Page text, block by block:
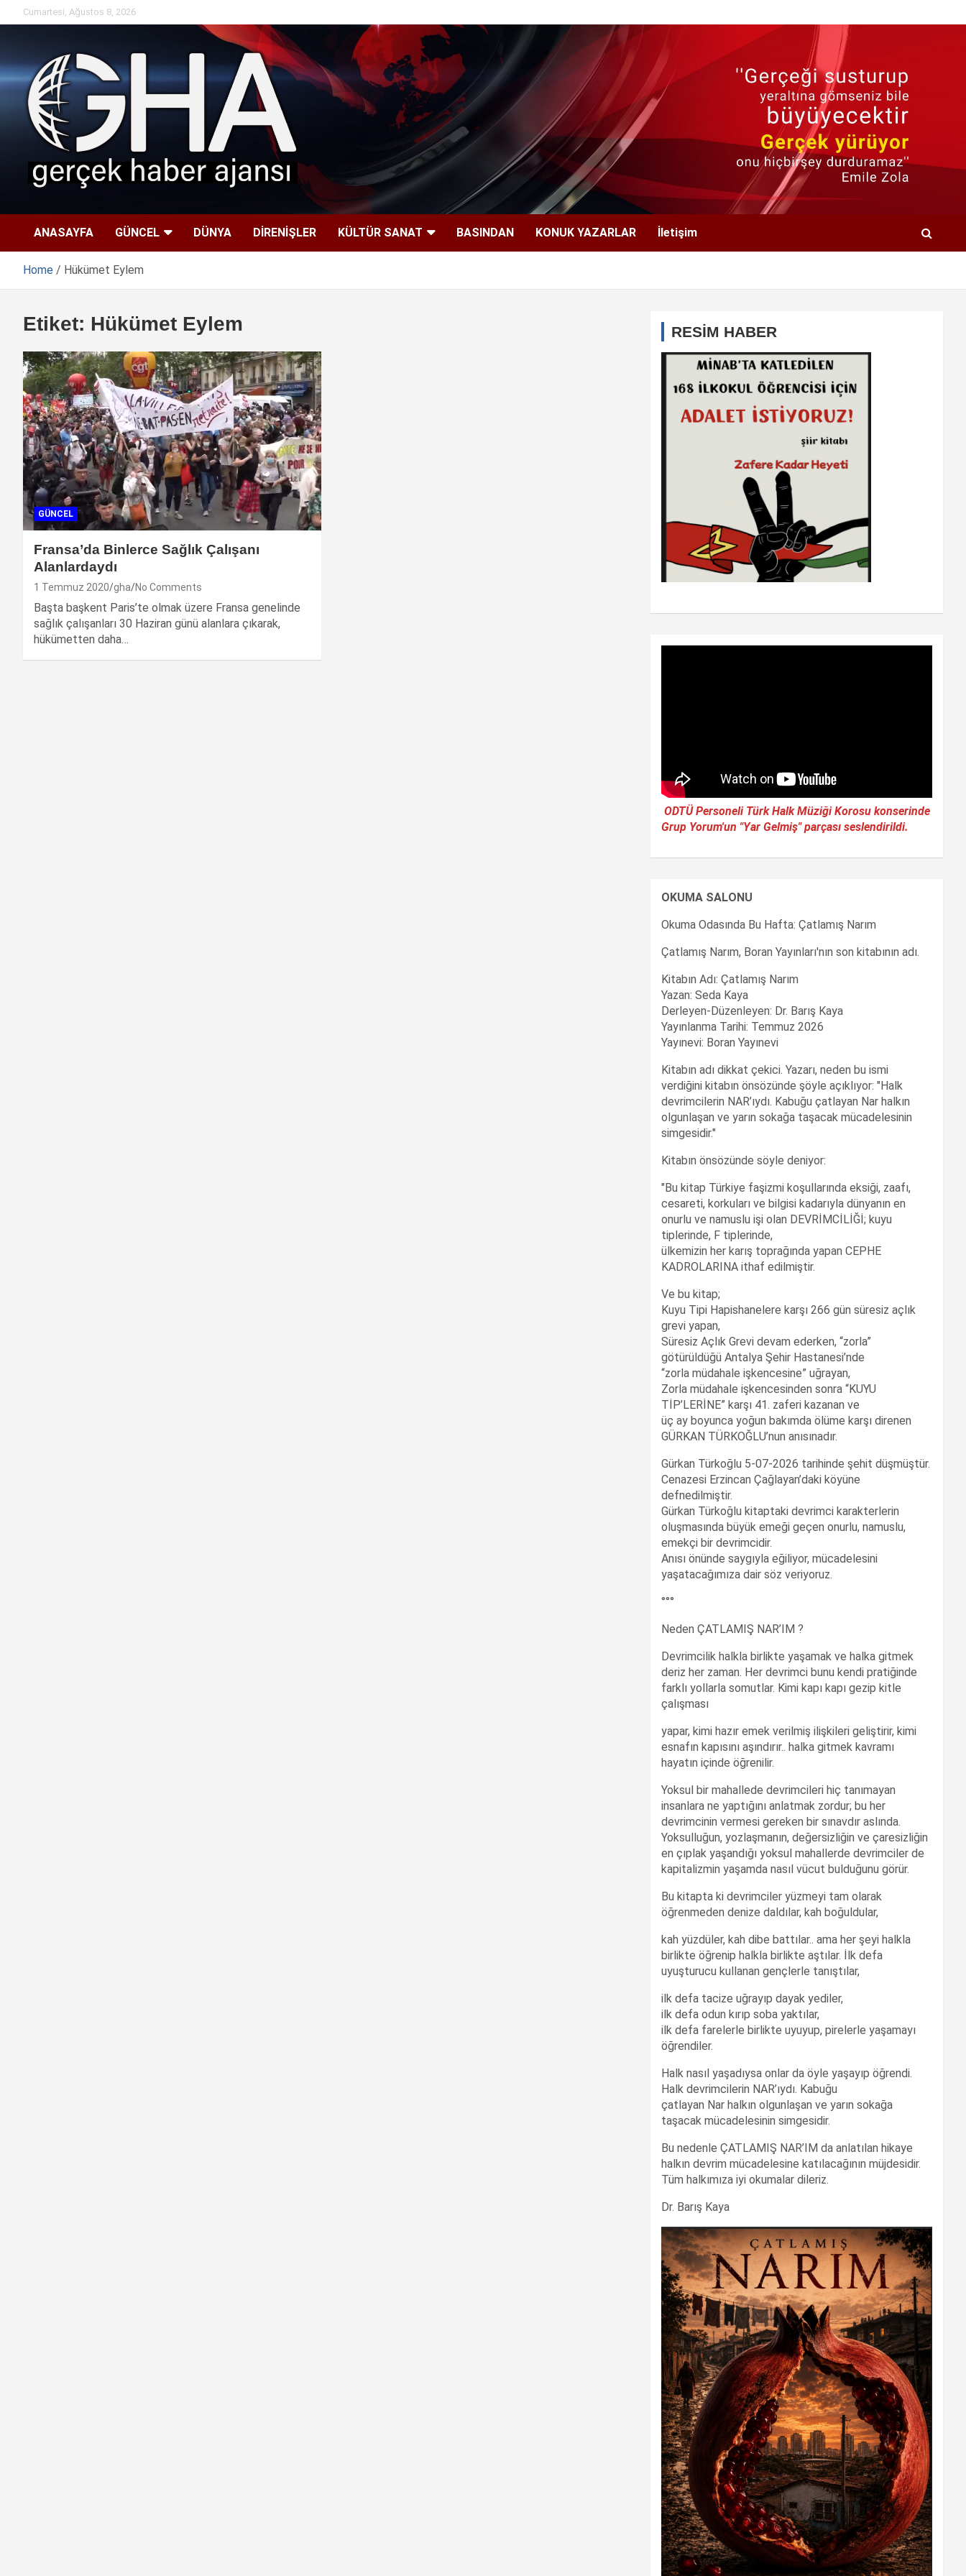
to
Cumartesi, Ağustos 8, 2026
ANASAYFA GÜNCEL DÜNYA DİRENİŞLER KÜLTÜR SANAT BASINDAN KONUK YAZARLAR İletişim
Home Hükümet Eylem
Etiket: Hükümet Eylem
GÜNCEL
Fransa’da Binlerce Sağlık Çalışanı
Alanlardaydı
1 Temmuz 2020 gha No Comments
Başta başkent Paris’te olmak üzere Fransa genelinde
sağlık çalışanları 30 Haziran günü alanlara çıkarak,
hükümetten daha…
RESİM HABER
ODTÜ Personeli Türk Halk Müziği Korosu konserinde
Grup Yorum'un "Yar Gelmiş" parçası seslendirildi.
OKUMA SALONU
Okuma Odasında Bu Hafta: Çatlamış Narım
Çatlamış Narım, Boran Yayınları'nın son kitabının adı.
Kitabın Adı: Çatlamış Narım
Yazan: Seda Kaya
Derleyen-Düzenleyen: Dr. Barış Kaya
Yayınlanma Tarihi: Temmuz 2026
Yayınevi: Boran Yayınevi
Kitabın adı dikkat çekici. Yazarı, neden bu ismi
verdiğini kitabın önsözünde şöyle açıklıyor: "Halk
devrimcilerin NAR’ıydı. Kabuğu çatlayan Nar halkın
olgunlaşan ve yarın sokağa taşacak mücadelesinin
simgesidir."
Kitabın önsözünde söyle deniyor:
"Bu kitap Türkiye faşizmi koşullarında eksiği, zaafı,
cesareti, korkuları ve bilgisi kadarıyla dünyanın en
onurlu ve namuslu işi olan DEVRİMCİLİĞİ; kuyu
tiplerinde, F tiplerinde,
ülkemizin her karış toprağında yapan CEPHE
KADROLARINA ithaf edilmiştir.
Ve bu kitap;
Kuyu Tipi Hapishanelere karşı 266 gün süresiz açlık
grevi yapan,
Süresiz Açlık Grevi devam ederken, “zorla”
götürüldüğü Antalya Şehir Hastanesi’nde
“zorla müdahale işkencesine” uğrayan,
Zorla müdahale işkencesinden sonra “KUYU
TİP’LERİNE” karşı 41. zaferi kazanan ve
üç ay boyunca yoğun bakımda ölüme karşı direnen
GÜRKAN TÜRKOĞLU’nun anısınadır.
Gürkan Türkoğlu 5-07-2026 tarihinde şehit düşmüştür.
Cenazesi Erzincan Çağlayan’daki köyüne
defnedilmiştir.
Gürkan Türkoğlu kitaptaki devrimci karakterlerin
oluşmasında büyük emeği geçen onurlu, namuslu,
emekçi bir devrimcidir.
Anısı önünde saygıyla eğiliyor, mücadelesini
yaşatacağımıza dair söz veriyoruz.
°°°
Neden ÇATLAMIŞ NAR’IM ?
Devrimcilik halkla birlikte yaşamak ve halka gitmek
deriz her zaman. Her devrimci bunu kendi pratiğinde
farklı yollarla somutlar. Kimi kapı kapı gezip kitle
çalışması
yapar, kimi hazır emek verilmiş ilişkileri geliştirir, kimi
esnafın kapısını aşındırır.. halka gitmek kavramı
hayatın içinde öğrenilir.
Yoksul bir mahallede devrimcileri hiç tanımayan
insanlara ne yaptığını anlatmak zordur; bu her
devrimcinin vermesi gereken bir sınavdır aslında.
Yoksulluğun, yozlaşmanın, değersizliğin ve çaresizliğin
en çıplak yaşandığı yoksul mahallerde devrimciler de
kapitalizmin yaşamda nasıl vücut bulduğunu görür.
Bu kitapta ki devrimciler yüzmeyi tam olarak
öğrenmeden denize daldılar, kah boğuldular,
kah yüzdüler, kah dibe battılar.. ama her şeyi halkla
birlikte öğrenip halkla birlikte aştılar. İlk defa
uyuşturucu kullanan gençlerle tanıştılar,
ilk defa tacize uğrayıp dayak yediler,
ilk defa odun kırıp soba yaktılar,
ilk defa farelerle birlikte uyuyup, pirelerle yaşamayı
öğrendiler.
Halk nasıl yaşadıysa onlar da öyle yaşayıp öğrendi.
Halk devrimcilerin NAR’ıydı. Kabuğu
çatlayan Nar halkın olgunlaşan ve yarın sokağa
taşacak mücadelesinin simgesidir.
Bu nedenle ÇATLAMIŞ NAR’IM da anlatılan hikaye
halkın devrim mücadelesine katılacağının müjdesidir.
Tüm halkımıza iyi okumalar dileriz.
Dr. Barış Kaya